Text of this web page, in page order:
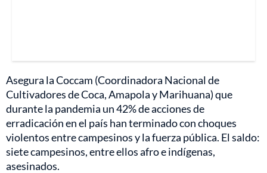
Asegura la Coccam (Coordinadora Nacional de
Cultivadores de Coca, Amapola y Marihuana) que
durante la pandemia un 42% de acciones de
erradicación en el país han terminado con choques
violentos entre campesinos y la fuerza pública. El saldo:
siete campesinos, entre ellos afro e indígenas,
asesinados.